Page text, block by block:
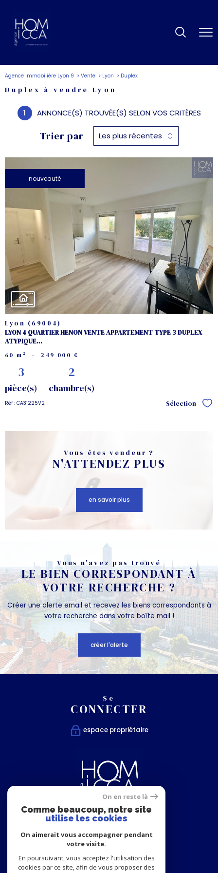
Agence immobilière Lyon 9 Vente Lyon Duplex
Duplex à vendre Lyon
1 ANNONCE(S) TROUVÉE(S) SELON VOS CRITÈRES
Trier par Les plus récentes
nouveauté
voir le
bien
Lyon (69004)
LYON 4 QUARTIER HENON VENTE APPARTEMENT TYPE 3 DUPLEX
ATYPIQUE...
60 m² - 249 000 €
3
pièce(s)
2
chambre(s)
Réf : CA31225V2 Sélection
Vous êtes vendeur ?
N'ATTENDEZ PLUS
en savoir plus
Vous n'avez pas trouvé
LE BIEN CORRESPONDANT À
VOTRE RECHERCHE ?
Créer une alerte email et recevez les biens correspondants à
votre recherche dans votre boîte mail !
créer l'alerte
Se
CONNECTER
espace propriétaire
Nous
SUIVRE
On en reste là
Comme beaucoup, notre site
utilise les cookies
On aimerait vous accompagner pendant
votre visite.
En poursuivant, vous acceptez l'utilisation des
cookies par ce site, afin de vous proposer des